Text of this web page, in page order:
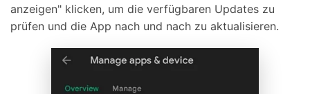
anzeigen" klicken, um die verfügbaren Updates zu
prüfen und die App nach und nach zu aktualisieren.